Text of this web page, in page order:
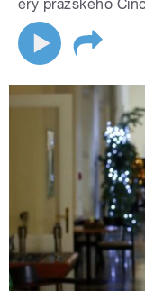
éry pražského